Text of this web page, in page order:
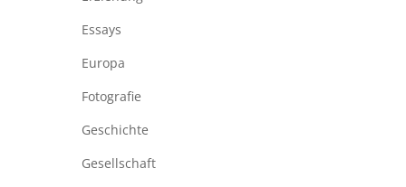
Essays
Europa
Fotografie
Geschichte
Gesellschaft